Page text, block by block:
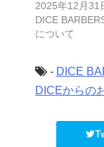
2025年12月31
DICE
について
- DICE
DICEからの